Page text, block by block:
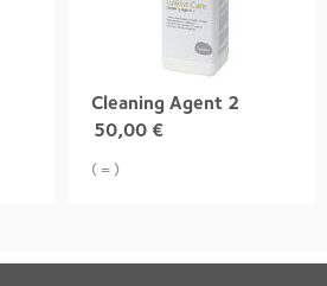
Cleaning Agent 2
50,00 €
( = )